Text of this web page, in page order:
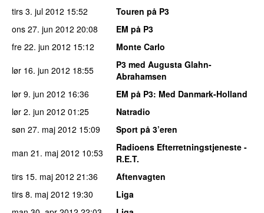
tirs 3. jul 2012 15:52
Touren på P3
ons 27. jun 2012 20:08
EM på P3
fre 22. jun 2012 15:12
Monte Carlo
lør 16. jun 2012 18:55
P3 med Augusta Glahn-
Abrahamsen
lør 9. jun 2012 16:36 EM på P3: Med Danmark-Holland
lør 2. jun 2012 01:25
Natradio
søn 27. maj 2012 15:09
Sport på 3’eren
man 21. maj 2012 10:53
Radioens Efterretningstjeneste -
R.E.T.
tirs 15. maj 2012 21:36
Aftenvagten
tirs 8. maj 2012 19:30
Liga